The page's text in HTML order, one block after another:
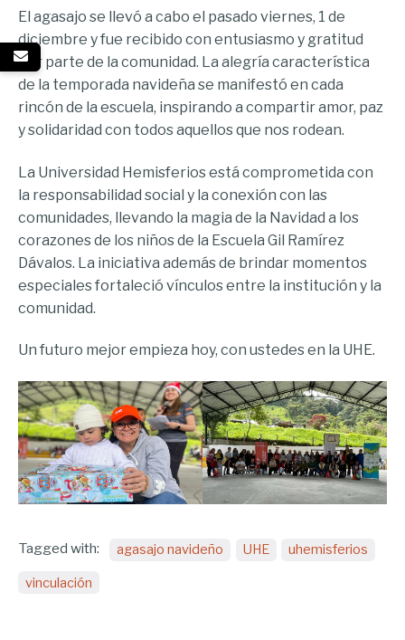
El agasajo se llevó a cabo el pasado viernes, 1 de
diciembre y fue recibido con entusiasmo y gratitud
por parte de la comunidad. La alegría característica
de la temporada navideña se manifestó en cada
rincón de la escuela, inspirando a compartir amor, paz
y solidaridad con todos aquellos que nos rodean.
La Universidad Hemisferios está comprometida con
la responsabilidad social y la conexión con las
comunidades, llevando la magia de la Navidad a los
corazones de los niños de la Escuela Gil Ramírez
Dávalos. La iniciativa además de brindar momentos
especiales fortaleció vínculos entre la institución y la
comunidad.
Un futuro mejor empieza hoy, con ustedes en la UHE.
Tagged with: agasajo navideño UHE uhemisferios
vinculación